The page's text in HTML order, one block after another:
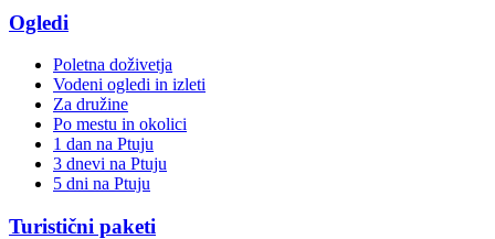
Ogledi
Poletna doživetja
Vodeni ogledi in izleti
Za družine
Po mestu in okolici
1 dan na Ptuju
3 dnevi na Ptuju
5 dni na Ptuju
Turistični paketi